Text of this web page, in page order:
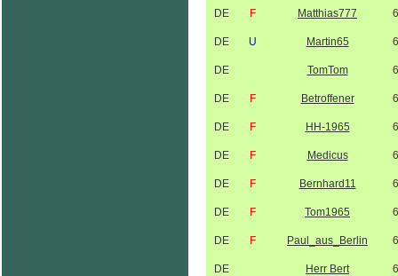
DE F Matthias777
DE U Martin65
DE TomTom
DE F Betroffener
DE F HH-1965
DE F Medicus
DE F Bernhard11
DE F Tom1965
DE F Paul_aus_Berlin
DE Herr Bert